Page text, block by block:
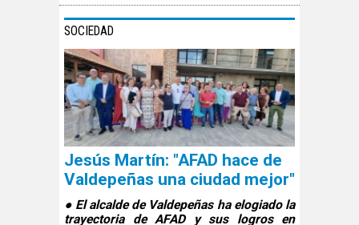
SOCIEDAD
Jesús Martín: "AFAD hace de
Valdepeñas una ciudad mejor"
● El alcalde de Valdepeñas ha elogiado la
trayectoria de AFAD y sus logros en